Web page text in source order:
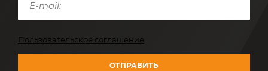
Пользовательское соглашение
ОТПРАВИТЬ